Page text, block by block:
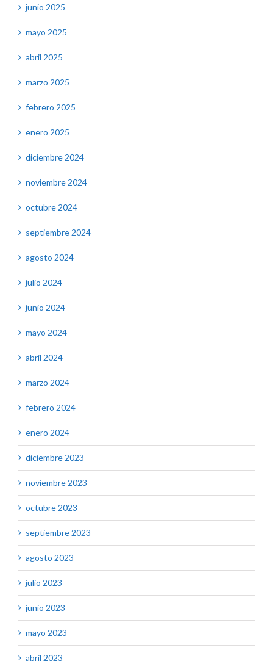
junio 2025
mayo 2025
abril 2025
marzo 2025
febrero 2025
enero 2025
diciembre 2024
noviembre 2024
octubre 2024
septiembre 2024
agosto 2024
julio 2024
junio 2024
mayo 2024
abril 2024
marzo 2024
febrero 2024
enero 2024
diciembre 2023
noviembre 2023
octubre 2023
septiembre 2023
agosto 2023
julio 2023
junio 2023
mayo 2023
abril 2023